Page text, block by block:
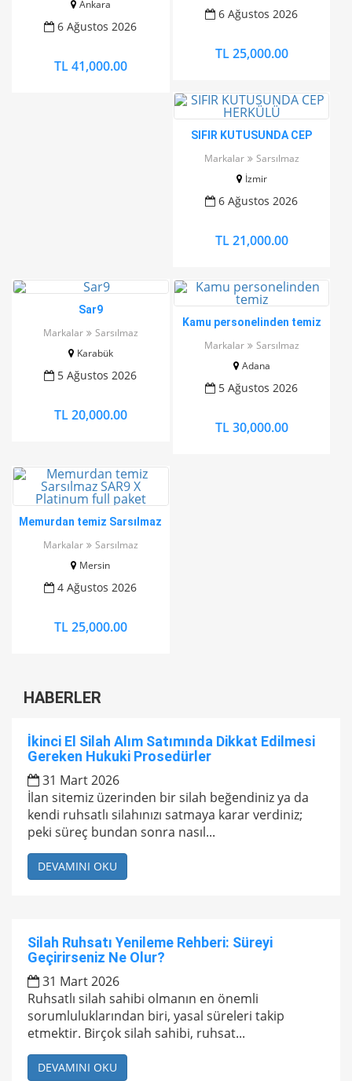
Ankara
6 Ağustos 2026
TL 41,000.00
6 Ağustos 2026
TL 25,000.00
SIFIR KUTUSUNDA CEP
Markalar
Sarsılmaz
İzmir
6 Ağustos 2026
TL 21,000.00
Sar9
Markalar
Sarsılmaz
Karabük
5 Ağustos 2026
TL 20,000.00
Kamu personelinden temiz
Markalar
Sarsılmaz
Adana
5 Ağustos 2026
TL 30,000.00
Memurdan temiz Sarsılmaz
Markalar
Sarsılmaz
Mersin
4 Ağustos 2026
TL 25,000.00
HABERLER
İkinci El Silah Alım Satımında Dikkat Edilmesi
Gereken Hukuki Prosedürler
31 Mart 2026
İlan sitemiz üzerinden bir silah beğendiniz ya da
kendi ruhsatlı silahınızı satmaya karar verdiniz;
peki süreç bundan sonra nasıl...
DEVAMINI OKU
Silah Ruhsatı Yenileme Rehberi: Süreyi
Geçirirseniz Ne Olur?
31 Mart 2026
Ruhsatlı silah sahibi olmanın en önemli
sorumluluklarından biri, yasal süreleri takip
etmektir. Birçok silah sahibi, ruhsat...
DEVAMINI OKU